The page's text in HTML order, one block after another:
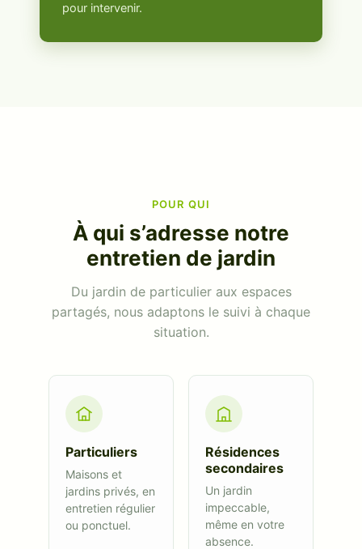
pour intervenir.
POUR QUI
À qui s’adresse notre
entretien de jardin
Du jardin de particulier aux espaces
partagés, nous adaptons le suivi à chaque
situation.
Particuliers
Maisons et
jardins privés, en
entretien régulier
ou ponctuel.
Résidences
secondaires
Un jardin
impeccable,
même en votre
absence.